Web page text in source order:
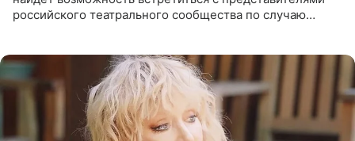
российского театрального сообщества по случаю